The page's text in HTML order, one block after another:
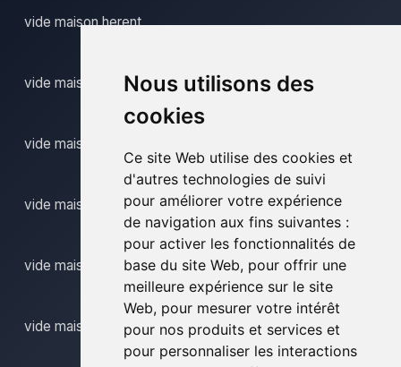
Nous utilisons des
cookies
Ce site Web utilise des cookies et
d'autres technologies de suivi
pour améliorer votre expérience
de navigation aux fins suivantes :
pour activer les fonctionnalités de
base du site Web, pour offrir une
meilleure expérience sur le site
Web, pour mesurer votre intérêt
pour nos produits et services et
pour personnaliser les interactions
vide maison herent
vide maison herinnes
vide maison kapellen
vide maison linkebeek
vide maison ottenburg
vide maison tervuren